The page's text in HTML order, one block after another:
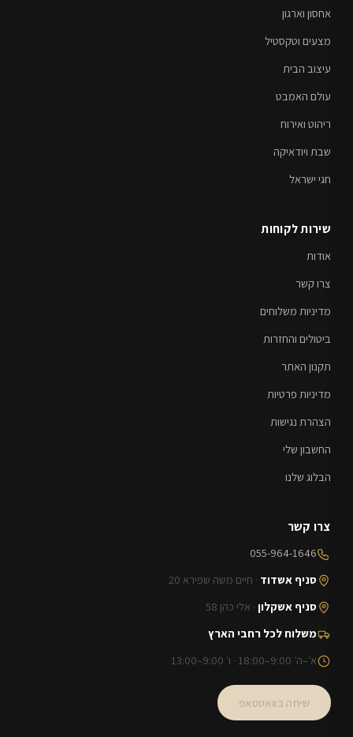
אחסון וארגון
מצעים וטקסטיל
עיצוב הבית
עולם האמבט
ריהוט ואירוח
שבת ויודאיקה
חגי ישראל
שירות לקוחות
אודות
צרו קשר
מדיניות משלוחים
ביטולים והחזרות
תקנון האתר
מדיניות פרטיות
הצהרת נגישות
החשבון שלי
הבלוג שלנו
צרו קשר
055-964-1646
סניף אשדוד · חיים משה שפירא 20
סניף אשקלון · אלי כהן 58
משלוח לכל רחבי הארץ
א׳–ה׳ 9:00–18:00 · ו׳ 9:00–13:00
שיחה בוואטסאפ